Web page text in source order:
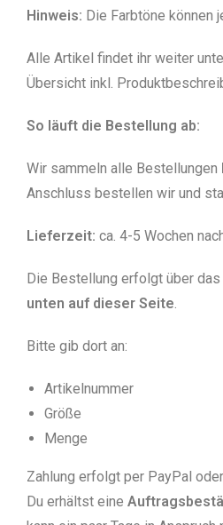
Hinweis: Die Farbtöne können
Alle Artikel findet ihr weiter
Übersicht inkl.
So läuft die Bestellung ab:
Wir sammeln alle Bestellungen
Anschluss bestellen wir und
Lieferzeit: ca. 4-5 Wochen
Die Bestellung erfolgt über das
unten auf dieser Seite.
Bitte gib dort an:
Artikelnummer
Größe
Menge
Zahlung erfolgt per PayPal
Du erhältst eine